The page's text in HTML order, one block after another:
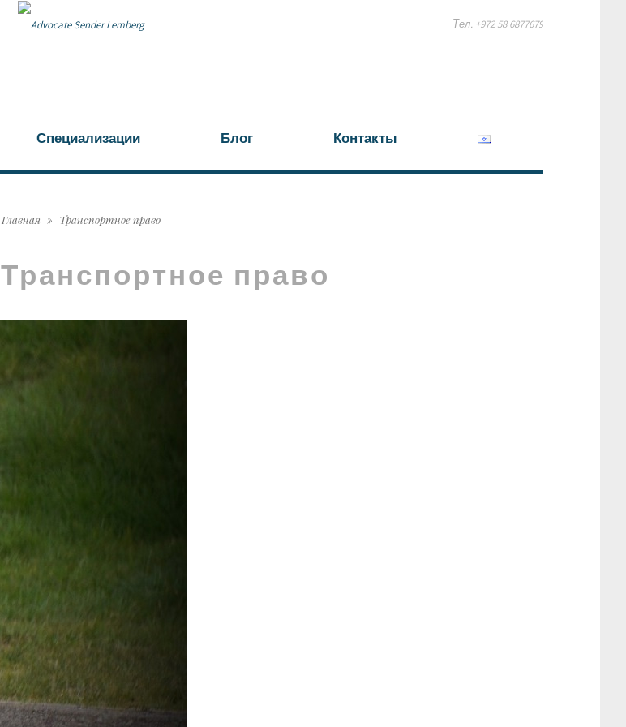
Тел. +972 58 6877679
Специализации Блог Контакты
Главная » Транспортное право
Транспортное право